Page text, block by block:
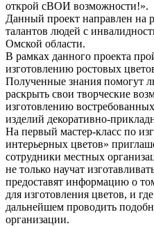
открой сВОИ возможности!».
Данный проект направлен на
талантов людей с
Омской области.
В рамках данного проекта
изготовлению ростовых
Полученные знания помогут
раскрыть свои творческие
изготовлению
изделий декоративно-
На первый мастер-класс по
интерьерных цветов»
сотрудники местных
не только научат
предоставят информацию о
для изготовления цветов, и
дальнейшем проводить
организации.